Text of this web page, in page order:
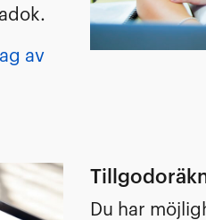
av
Du har